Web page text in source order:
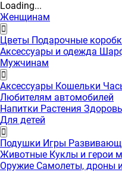
Loading...
Женщинам
Цветы Подарочные
Аксессуары и одежда
Мужчинам
Аксессуары Кошельки
Любителям автомобилей
Напитки Растения
Для детей
Подушки Игры
Животные Куклы и герои
Оружие Самолеты, дроны